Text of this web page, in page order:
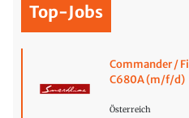
Top-Jobs
Commander /
C680A (m/f/d)
Österreich